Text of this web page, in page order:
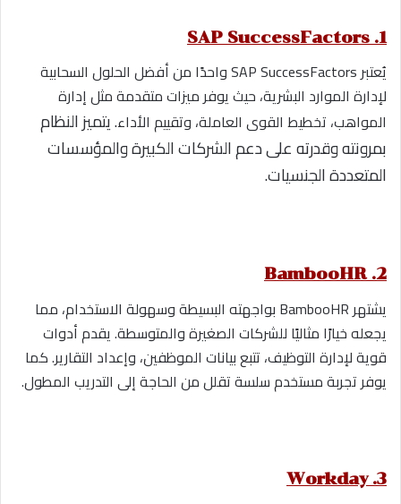
1. SAP SuccessFactors
يُعتبر SAP SuccessFactors واحدًا من أفضل الحلول السحابية
لإدارة الموارد البشرية، حيث يوفر ميزات متقدمة مثل إدارة
المواهب، تخطيط القوى العاملة، وتقييم الأداء. يتميز النظام
بمرونته وقدرته على دعم الشركات الكبيرة والمؤسسات
المتعددة الجنسيات.
2. BambooHR
يشتهر BambooHR بواجهته البسيطة وسهولة الاستخدام، مما
يجعله خيارًا مثاليًا للشركات الصغيرة والمتوسطة. يقدم أدوات
قوية لإدارة التوظيف، تتبع بيانات الموظفين، وإعداد التقارير. كما
يوفر تجربة مستخدم سلسة تقلل من الحاجة إلى التدريب المطول.
3. Workday